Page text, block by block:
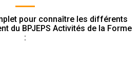
pour connaître les différents
du BPJEPS Activités de la Forme
: